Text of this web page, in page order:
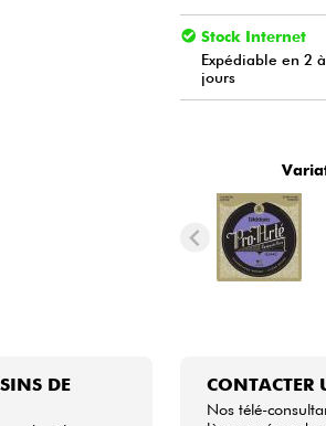
Stock Internet
Expédiable en 2
jours
DE
CONTACTER
Nos télé-